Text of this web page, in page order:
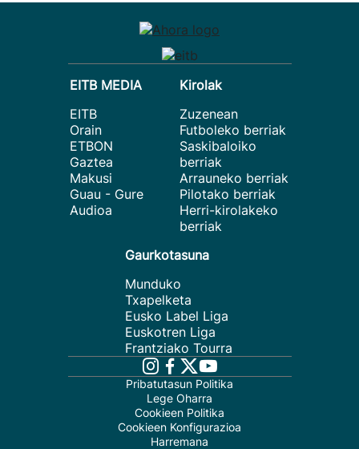
EITB MEDIA
EITB
Orain
ETBON
Gaztea
Makusi
Guau - Gure
Audioa
Kirolak
Zuzenean
Futboleko berriak
Saskibaloiko
berriak
Arrauneko berriak
Pilotako berriak
Herri-kirolakeko
berriak
Gaurkotasuna
Munduko
Txapelketa
Eusko Label Liga
Euskotren Liga
Frantziako Tourra
Pribatutasun Politika
Lege Oharra
Cookieen Politika
Cookieen Konfigurazioa
Harremana